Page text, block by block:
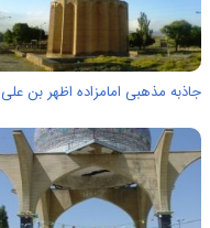
جاذبه مذهبی امامزاده اظهر بن علی